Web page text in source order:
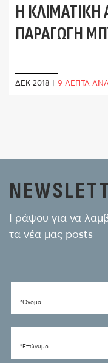
Η
ΠΑΡΑΓΩΓΉ
ΔΕΚ 2018 | 9 ΛΕΠΤΑ
Γράψου για να
τα νέα μας posts
*Όνομα
*Eπώνυμο